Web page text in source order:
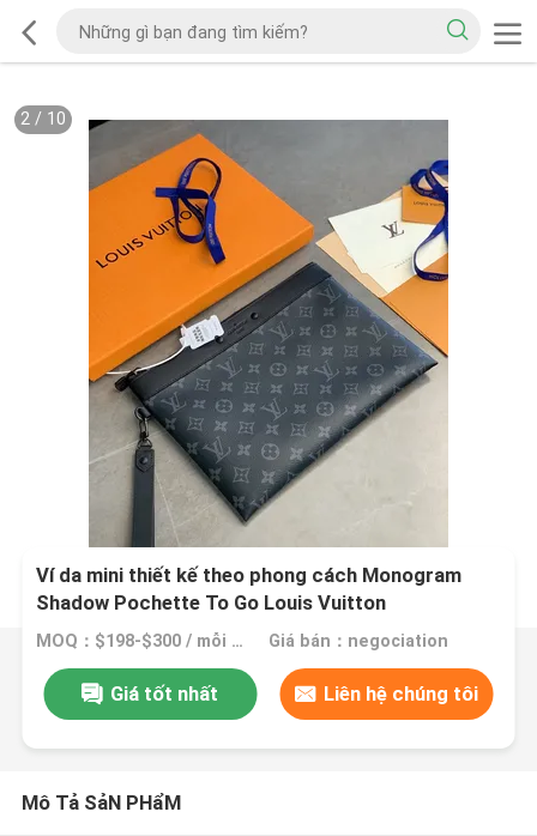
2/ 10
Ví da mini thiết kế theo phong cách Monogram
Shadow Pochette To Go Louis Vuitton
MOQ：$198-$300 / mỗi túi Giá bán：negociation
Giá tốt nhất Liên hệ chúng tôi
Mô Tả SảN PHẩM